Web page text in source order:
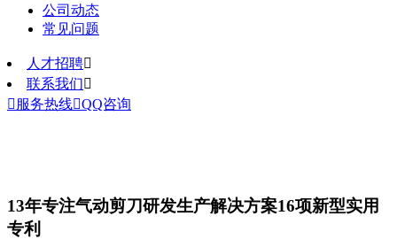
公司动态
常见问题
人才招聘
联系我们
 服务热线QQ咨询
13年专注气动剪刀研发生产解决方案16项新型实用
专利